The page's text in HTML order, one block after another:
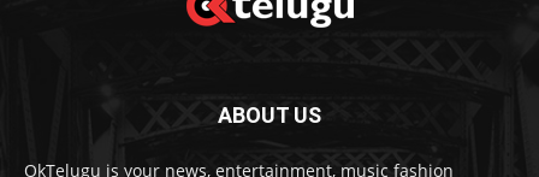
ABOUT US
OkTelugu is your news, entertainment, music fashion